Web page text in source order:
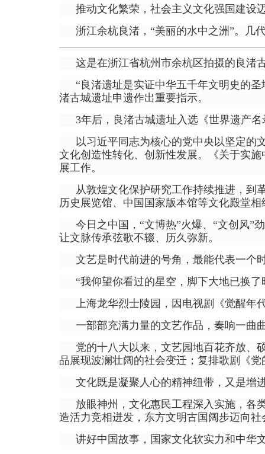
推动文化繁荣，社会主义文化强国建
浙江余杭良渚，“美丽的水中之洲”。几
这是在浙江省杭州市余杭区拍摄的良渚
“良渚遗址是实证中华五千年文明史的
渚古城遗址申遗作出重要指示。
3年后，良渚古城遗址入选《世界遗产
以习近平同志为核心的党中央以坚定的
文化创造性转化、创新性发展。《关于实
展工作。
从敦煌文化保护研究工作持续推进，到
历史展览馆、中国国家版本馆等文化殿堂
今日之中国，“文博热”火爆、“文创风”
让文脉传承弦歌不辍、历久弥新。
文艺是时代前进的号角，最能代表一个
“我仰望你看过的星空，脚下大地已换
上海龙华烈士陵园，因电视剧《觉醒
一部部充满力量的文艺作品，奏响一曲
党的十八大以来，文艺园地百花齐放、
品展现波澜壮阔的社会变迁；复排歌剧《
文化既是凝聚人心的精神纽带，又是增
放眼神州，文化惠民工程深入实施，各
造活力竞相迸发，东方文明古国阔步迈向
讲好中国故事，国家文化软实力和中